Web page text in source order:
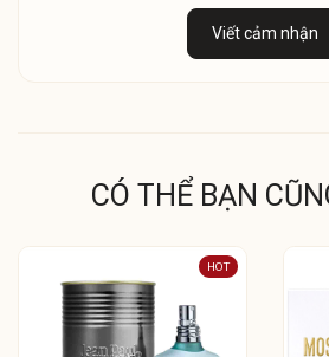
Viết cảm nhận
CÓ THỂ BẠN
HOT